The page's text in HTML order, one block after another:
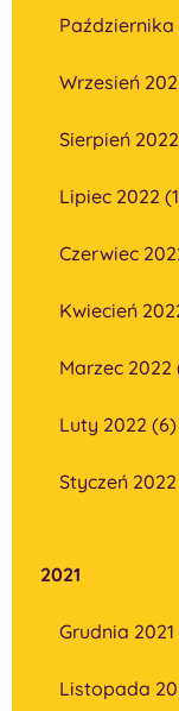
Października
Wrzesień
Sierpień
Lipiec 2022
Czerwiec
Kwiecień
Marzec 2022
Luty 2022 (6)
Styczeń 2022
2021
Grudnia 2021
Listopada